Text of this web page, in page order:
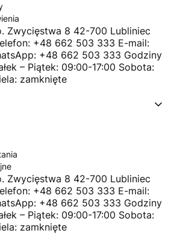
Zwycięstwa 8 42-700 Lubliniec
+48 662 503 333 E-mail:
+48 662 503 333 Godziny
– Piątek: 09:00-17:00 Sobota:
zamknięte
Zwycięstwa 8 42-700 Lubliniec
+48 662 503 333 E-mail:
+48 662 503 333 Godziny
– Piątek: 09:00-17:00 Sobota:
zamknięte